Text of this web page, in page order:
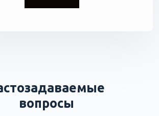
вопросы